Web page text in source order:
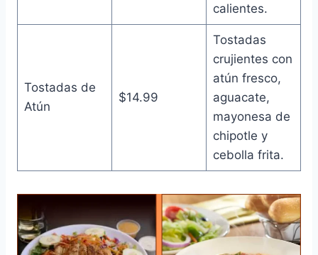
calientes.
Tostadas de
Atún
$14.99
Tostadas
crujientes con
atún fresco,
aguacate,
mayonesa de
chipotle y
cebolla frita.